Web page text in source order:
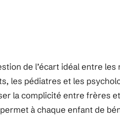
de l’écart idéal entre
les pédiatres et les
la complicité entre frères
à chaque enfant de